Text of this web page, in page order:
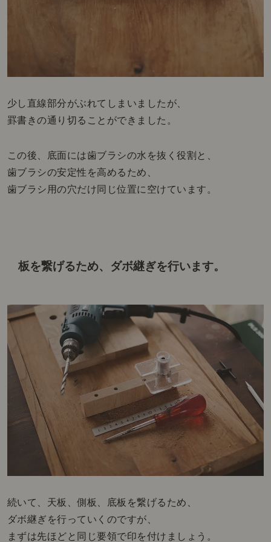
少し直線部分がぶれてしまいましたが、
罫書きの通り切ることができました。
この後、底面には歯ブラシの水を抜く役割と、
歯ブラシの安定性を高めるため、
歯ブラシ用の穴だけ同じ位置に空けています。
板を繋げるため、ダボ継ぎを行います。
続いて、天板、側板、底板を繋げるため、
ダボ継ぎを行っていくのですが、
まずは先ほどと同じ要領で印を付けましょう。